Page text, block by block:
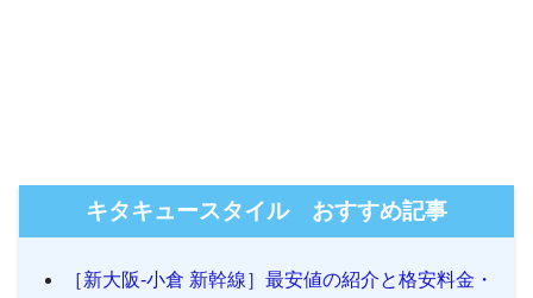
キタキュースタイル おすすめ記事
［新大阪-小倉 新幹線］最安値の紹介と格安料金・